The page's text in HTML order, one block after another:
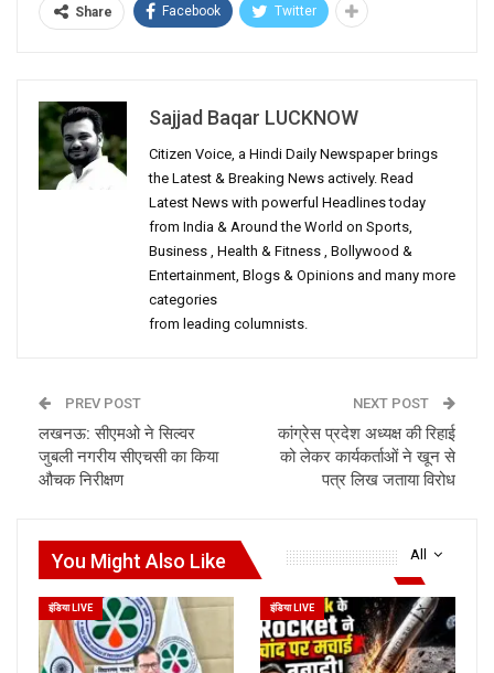
Share Facebook Twitter
Sajjad Baqar LUCKNOW
Citizen Voice, a Hindi Daily Newspaper brings
the Latest & Breaking News actively. Read
Latest News with powerful Headlines today
from India & Around the World on Sports,
Business , Health & Fitness , Bollywood &
Entertainment, Blogs & Opinions and many more
categories
from leading columnists.
PREV POST
लखनऊ: सीएमओ ने सिल्वर
जुबली नगरीय सीएचसी का किया
औचक निरीक्षण
NEXT POST
कांग्रेस प्रदेश अध्यक्ष की रिहाई
को लेकर कार्यकर्ताओं ने खून से
पत्र लिख जताया विरोध
All
You Might Also Like
इंडिया LIVE इंडिया LIVE